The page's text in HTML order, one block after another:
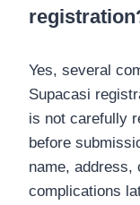
Yes, several
Supacasi
is not carefully
before
name, address,
complications